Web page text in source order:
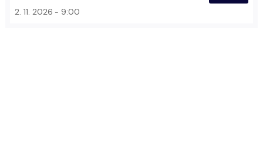
2. 11. 2026 9:00